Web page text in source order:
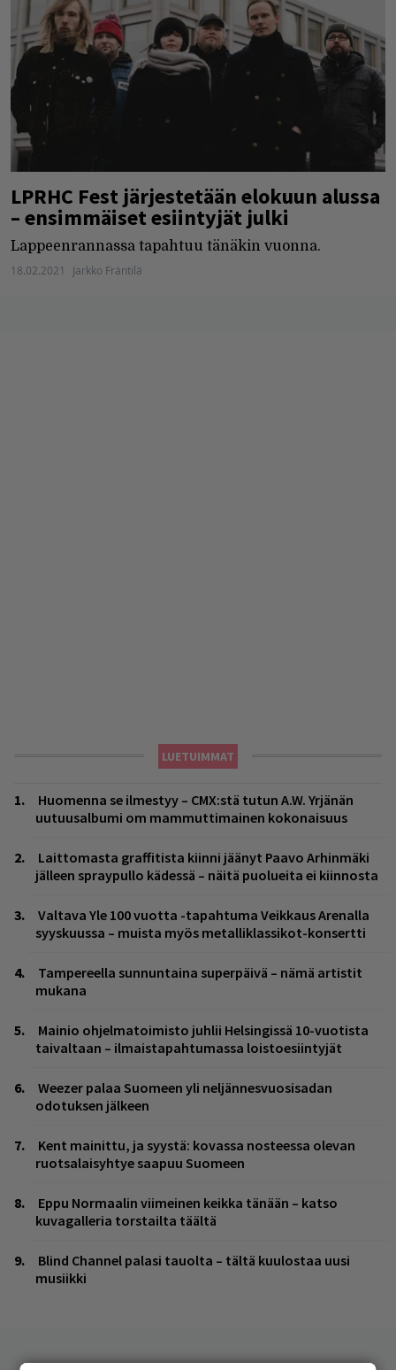
LPRHC Fest järjestetään elokuun alussa
– ensimmäiset esiintyjät julki
Lappeenrannassa tapahtuu tänäkin vuonna.
18.02.2021 Jarkko Fräntilä
LUETUIMMAT
Huomenna se ilmestyy – CMX:stä tutun A.W. Yrjänän
uutuusalbumi om mammuttimainen kokonaisuus
Laittomasta graffitista kiinni jäänyt Paavo Arhinmäki
jälleen spraypullo kädessä – näitä puolueita ei kiinnosta
Valtava Yle 100 vuotta -tapahtuma Veikkaus Arenalla
syyskuussa – muista myös metalliklassikot-konsertti
Tampereella sunnuntaina superpäivä – nämä artistit
mukana
Mainio ohjelmatoimisto juhlii Helsingissä 10-vuotista
taivaltaan – ilmaistapahtumassa loistoesiintyjät
Weezer palaa Suomeen yli neljännesvuosisadan
odotuksen jälkeen
Kent mainittu, ja syystä: kovassa nosteessa olevan
ruotsalaisyhtye saapuu Suomeen
Eppu Normaalin viimeinen keikka tänään – katso
kuvagalleria torstailta täältä
Blind Channel palasi tauolta – tältä kuulostaa uusi
musiikki